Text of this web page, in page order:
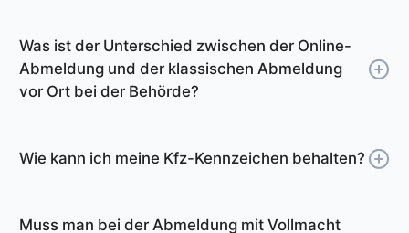
Ihrer Versicherung. Ab diesem Tag müssen Sie
dann auch keine Versicherung mehr bezahlen.
Wenn Sie möchten, können Sie allerdings eine
Was ist der Unterschied zwischen der Online-
Abmeldung und der klassischen Abmeldung
vor Ort bei der Behörde?
Abmeldebescheinigung erhalten Sie in ca. 3
Schritt für Schritt durch den Prozess.
Wie kann ich meine Kfz-Kennzeichen behalten?
Muss man bei der Abmeldung mit Vollmacht